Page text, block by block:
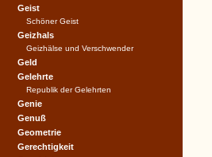
Geist
Schöner Geist
Geizhals
Geizhälse und Verschwender
Geld
Gelehrte
Republik der Gelehrten
Genie
Genuß
Geometrie
Gerechtigkeit